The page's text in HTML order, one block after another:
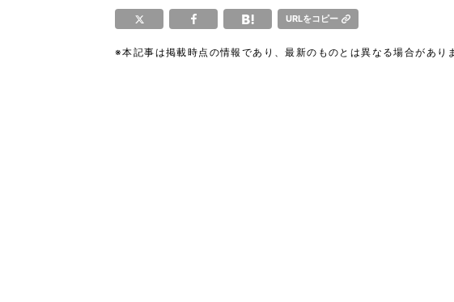
URLをコピー
※本記事は掲載時点の情報であり、最新のものとは異なる場合があり